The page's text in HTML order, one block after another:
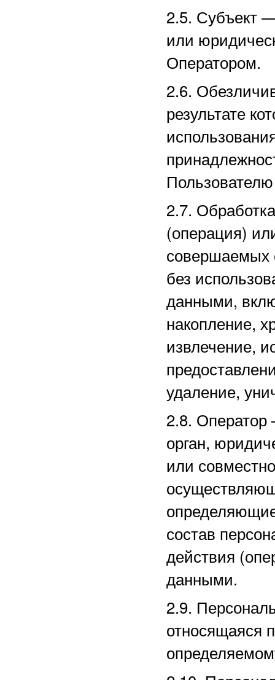
2.5. Субъект
или
Оператором.
2.6.
результате
2.7.
(операция)
совершаемых
без
данными,
накопление,
извлечение,
удаление,
2.8. Оператор
орган,
или
состав
действия
данными.
2.9.
относящаяся